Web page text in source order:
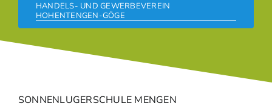
HANDELS- UND GEWERBEVEREIN
HOHENTENGEN-GÖGE
SONNENLUGERSCHULE MENGEN